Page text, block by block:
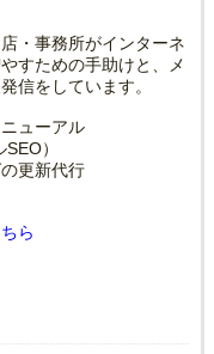
・事務所がインターネ
すための手助けと、メ
信をしています。
ューアル
）
更新代行
ら